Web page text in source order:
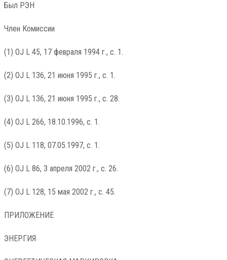
Был РЭН
Член Комиссии
(1) OJ L 45, 17 февраля 1994 г., с. 1.
(2) OJ L 136, 21 июня 1995 г., с. 1.
(3) OJ L 136, 21 июня 1995 г., с. 28.
(4) OJ L 266, 18.10.1996, с. 1.
(5) OJ L 118, 07.05.1997, с. 1.
(6) OJ L 86, 3 апреля 2002 г., с. 26.
(7) OJ L 128, 15 мая 2002 г., с. 45.
ПРИЛОЖЕНИЕ
ЭНЕРГИЯ